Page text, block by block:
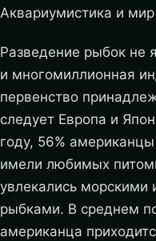
Аквариумистика и мир
Разведение рыбок не
и многомиллионная
первенство
следует Европа и
году, 56%
имели любимых
увлекались морскими
рыбками. В среднем
американца